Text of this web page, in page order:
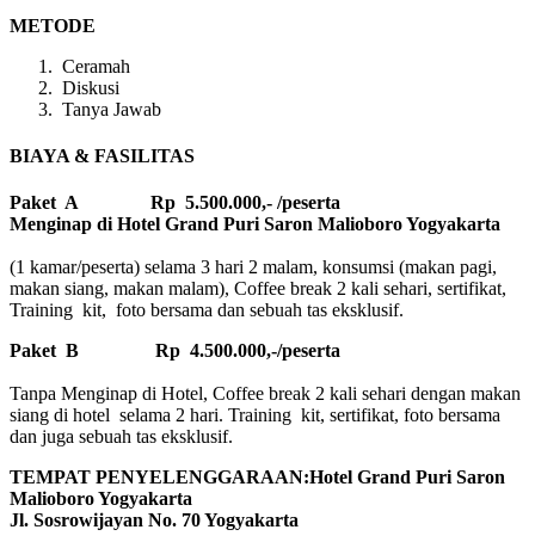
METODE
Ceramah
Diskusi
Tanya Jawab
BIAYA & FASILITAS
Paket A Rp 5.500.000,- /peserta
Menginap di Hotel Grand Puri Saron Malioboro Yogyakarta
(1 kamar/peserta) selama 3 hari 2 malam, konsumsi (makan pagi,
makan siang, makan malam), Coffee break 2 kali sehari, sertifikat,
Training kit, foto bersama dan sebuah tas eksklusif.
Paket B
Rp 4.500.000,-/peserta
Tanpa Menginap di Hotel, Coffee break 2 kali sehari dengan makan
siang di hotel selama 2 hari. Training kit, sertifikat, foto bersama
dan juga sebuah tas eksklusif.
TEMPAT PENYELENGGARAAN:Hotel Grand Puri Saron
Malioboro Yogyakarta
Jl. Sosrowijayan No. 70 Yogyakarta